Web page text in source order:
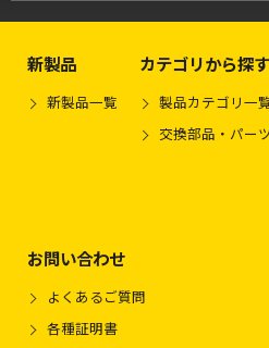
新製品
新製品一覧
カテゴリから探す
製品カテゴリ一
交換部品・パー
お問い合わせ
よくあるご質問
各種証明書